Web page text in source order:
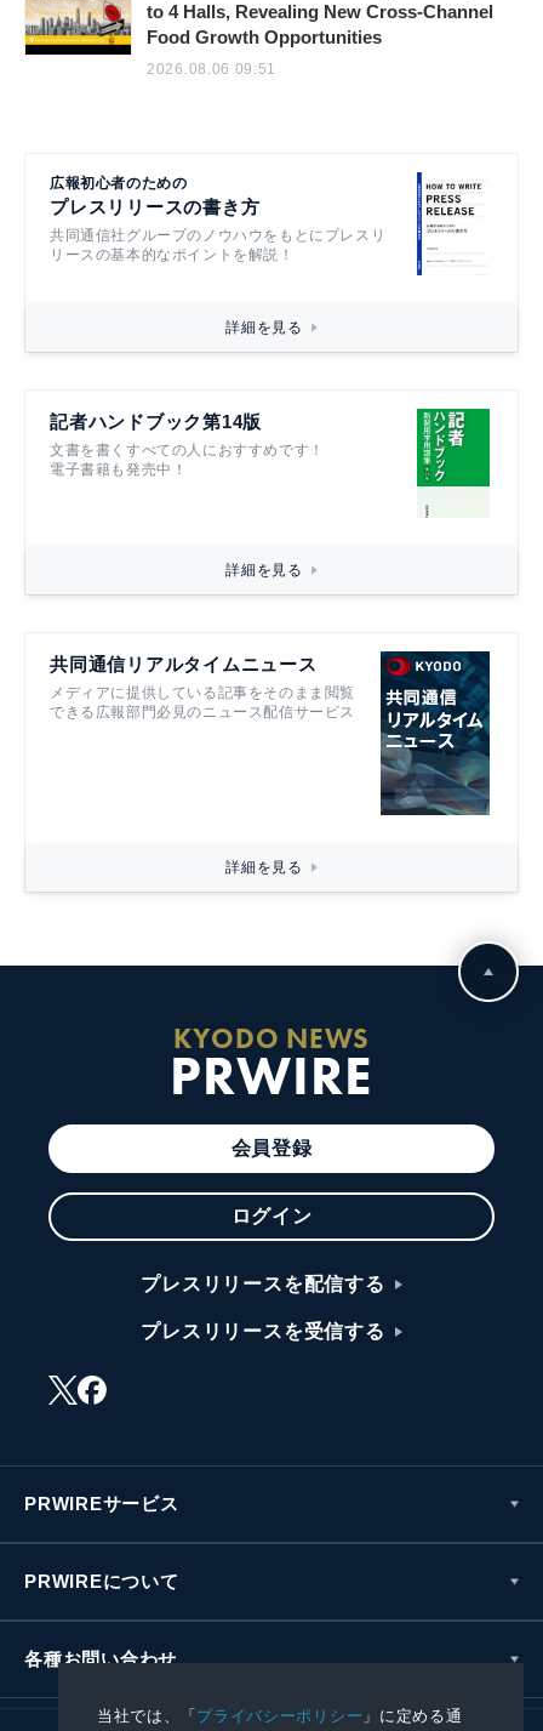
当社では、「プライバシーポリシー 」に定める通
to 4 Halls, Revealing New Cross-Channel
Food Growth Opportunities
2026.08.06 09:51
広報初心者のための
プレスリリースの書き方
共同通信社グループのノウハウをもとにプレスリ
リースの基本的なポイントを解説！
詳細を見る
記者ハンドブック第14版
文書を書くすべての人におすすめです！
電子書籍も発売中！
詳細を見る
共同通信リアルタイムニュース
メディアに提供している記事をそのまま閲覧
できる広報部門必見のニュース配信サービス
詳細を見る
KYODO NEWS
PRWIRE
会員登録
ログイン
プレスリリースを配信する
プレスリリースを受信する
PRWIREサービス
PRWIREについて
各種お問い合わせ